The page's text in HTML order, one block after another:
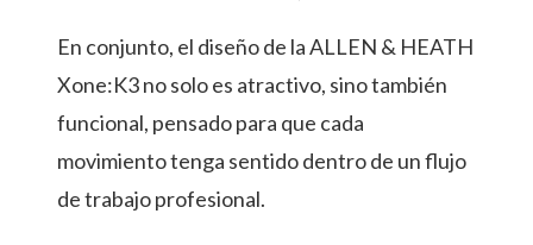
En conjunto, el diseño de la ALLEN & HEATH
Xone:K3 no solo es atractivo, sino también
funcional, pensado para que cada
movimiento tenga sentido dentro de un flujo
de trabajo profesional.